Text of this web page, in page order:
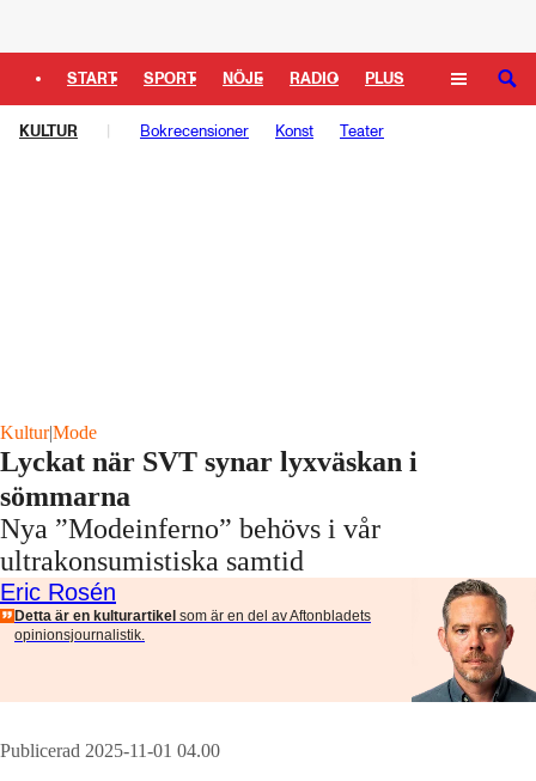
START SPORT NÖJE RADIO PLUS
TIPSA TV KULTUR LEDARE
SÖK
KULTUR Bokrecensioner Konst Teater
Kultur|Mode
Lyckat när SVT synar lyxväskan i
sömmarna
Nya ”Modeinferno” behövs i vår
ultrakonsumistiska samtid
Eric Rosén
Detta är en kulturartikel som är en del av Aftonbladets
opinionsjournalistik.
Publicerad 2025-11-01 04.00